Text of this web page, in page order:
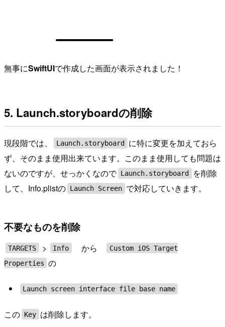
無事にSwiftUIで作成した画面が表示されました！
5. Launch.storyboardの削除
現段階では、 Launch.storyboard
に特に変更を加えておら
ず、そのまま使用出来ています。このまま使用しても問題は
ないのですが、せっかくなので Launch.storyboard
を削除
して、Info.plistの Launch Screen で対応していきます。
不要なものを削除
TARGETS > Info から
Custom iOS Target
Properties の
Launch screen interface file base name
この Key は削除します。